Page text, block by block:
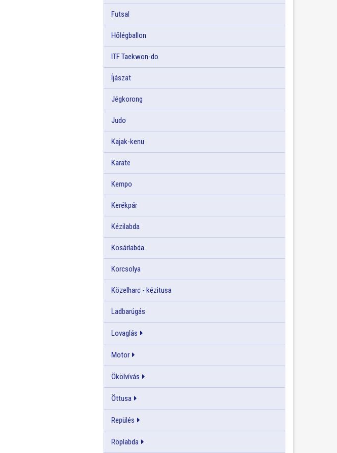
Futsal
Hőlégballon
ITF Taekwon-do
Íjászat
Jégkorong
Judo
Kajak-kenu
Karate
Kempo
Kerékpár
Kézilabda
Kosárlabda
Korcsolya
Közelharc - kézitusa
Ladbarúgás
Lovaglás
Motor
Ökölvívás
Öttusa
Repülés
Röplabda